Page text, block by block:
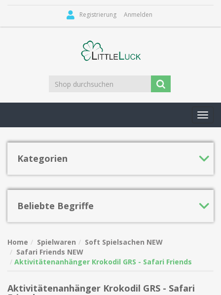
Registrierung Anmelden
Kategorien
Beliebte Begriffe
Home Spielwaren
Soft Spielsachen NEW
Safari Friends NEW
Aktivitätenanhänger Krokodil GRS - Safari Friends
Aktivitätenanhänger Krokodil GRS - Safari